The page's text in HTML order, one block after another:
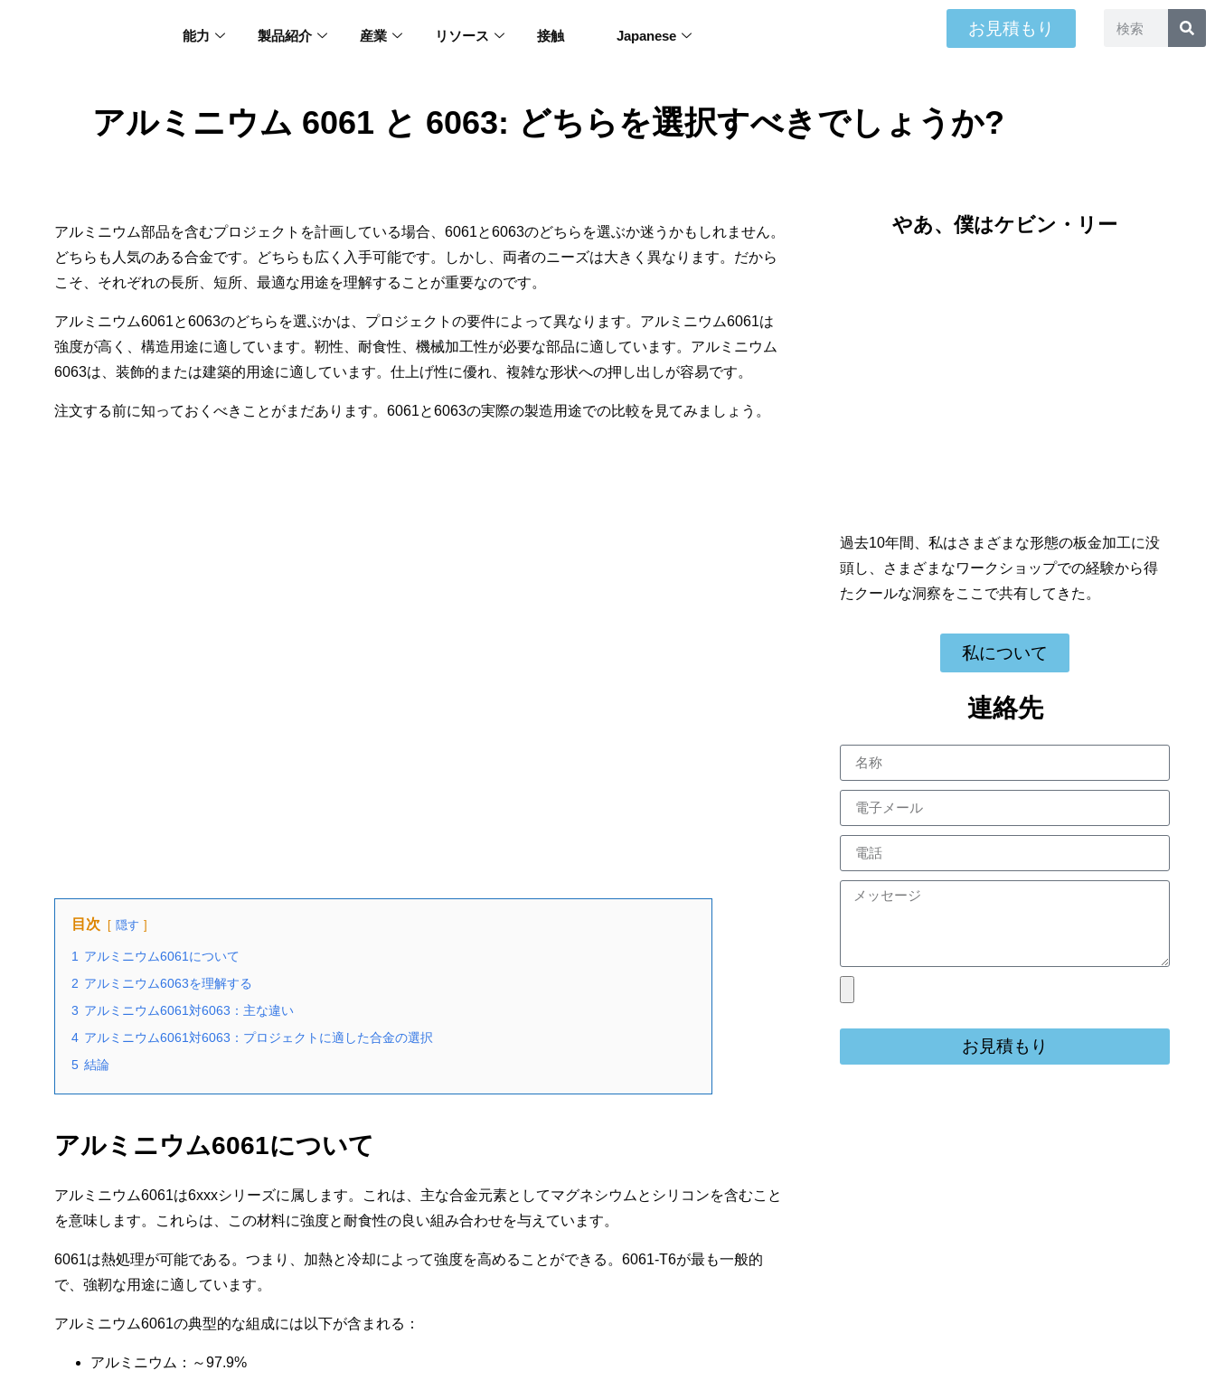
能力 製品紹介 産業 リソース 接触 Japanese お見積もり
アルミニウム 6061 と 6063: どちらを選択すべきでしょうか?
アルミニウム部品を含むプロジェクトを計画している場合、6061と6063のどちらを選ぶか迷うかもしれません。
どちらも人気のある合金です。どちらも広く入手可能です。しかし、両者のニーズは大きく異なります。だから
こそ、それぞれの長所、短所、最適な用途を理解することが重要なのです。
アルミニウム6061と6063のどちらを選ぶかは、プロジェクトの要件によって異なります。アルミニウム6061は
強度が高く、構造用途に適しています。靭性、耐食性、機械加工性が必要な部品に適しています。アルミニウム
6063は、装飾的または建築的用途に適しています。仕上げ性に優れ、複雑な形状への押し出しが容易です。
注文する前に知っておくべきことがまだあります。6061と6063の実際の製造用途での比較を見てみましょう。
目次 隠す
1
アルミニウム6061について
2 アルミニウム6063を理解する
3 アルミニウム6061対6063：主な違い
4 アルミニウム6061対6063：プロジェクトに適した合金の選択
5 結論
アルミニウム6061について
アルミニウム6061は6xxxシリーズに属します。これは、主な合金元素としてマグネシウムとシリコンを含むこと
を意味します。これらは、この材料に強度と耐食性の良い組み合わせを与えています。
6061は熱処理が可能である。つまり、加熱と冷却によって強度を高めることができる。6061-T6が最も一般的
で、強靭な用途に適しています。
アルミニウム6061の典型的な組成には以下が含まれる：
アルミニウム：～97.9%
やあ、僕はケビン・リー
過去10年間、私はさまざまな形態の板金加工に没
頭し、さまざまなワークショップでの経験から得
たクールな洞察をここで共有してきた。
私について
連絡先
お見積もり